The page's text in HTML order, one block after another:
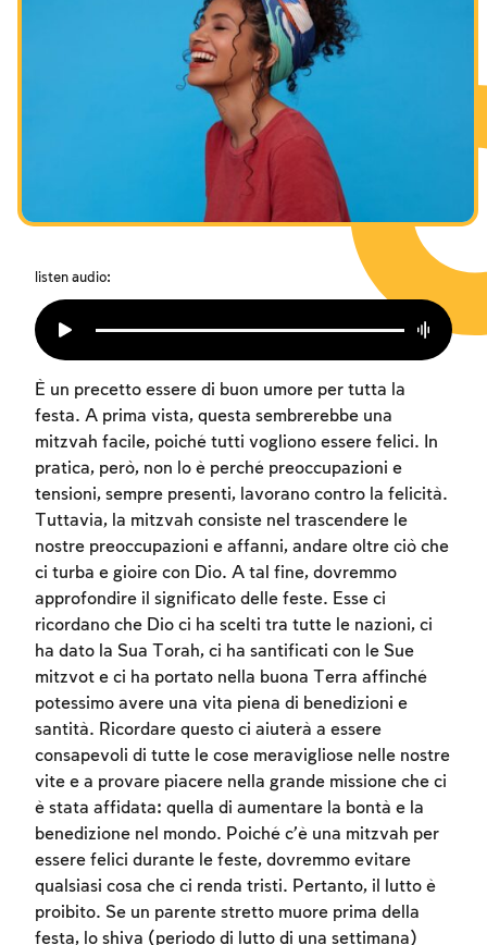
I digiuni commemorativi della distruzione del Tempio
listen audio:
È un precetto essere di buon umore per tutta la
festa. A prima vista, questa sembrerebbe una
mitzvah facile, poiché tutti vogliono essere felici. In
pratica, però, non lo è perché preoccupazioni e
tensioni, sempre presenti, lavorano contro la felicità.
Tuttavia, la mitzvah consiste nel trascendere le
nostre preoccupazioni e affanni, andare oltre ciò che
ci turba e gioire con Dio. A tal fine, dovremmo
approfondire il significato delle feste. Esse ci
ricordano che Dio ci ha scelti tra tutte le nazioni, ci
ha dato la Sua Torah, ci ha santificati con le Sue
mitzvot e ci ha portato nella buona Terra affinché
potessimo avere una vita piena di benedizioni e
santità. Ricordare questo ci aiuterà a essere
consapevoli di tutte le cose meravigliose nelle nostre
vite e a provare piacere nella grande missione che ci
è stata affidata: quella di aumentare la bontà e la
benedizione nel mondo. Poiché c’è una mitzvah per
essere felici durante le feste, dovremmo evitare
qualsiasi cosa che ci renda tristi. Pertanto, il lutto è
proibito. Se un parente stretto muore prima della
festa, lo shiva (periodo di lutto di una settimana)
Account required
To mark concepts as learned, you'll need
to create an account or log in.